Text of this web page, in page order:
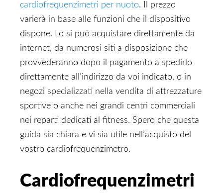
cardiofrequenzimetri per nuoto. Il prezzo
varierà in base alle funzioni che il dispositivo
dispone. Lo si può acquistare direttamente da
internet, da numerosi siti a disposizione che
provvederanno dopo il pagamento a spedirlo
direttamente all’indirizzo da voi indicato, o in
negozi specializzati nella vendita di attrezzature
sportive o anche nei grandi centri commerciali
nei reparti dedicati al fitness. Spero che questa
guida sia chiara e vi sia utile nell’acquisto del
vostro cardiofrequenzimetro.
Cardiofrequenzimetri